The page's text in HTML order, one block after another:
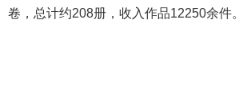
卷，总计约208册，收入作品12250余件。